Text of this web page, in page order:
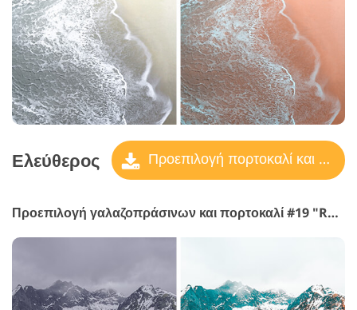
Ελεύθερος Προεπιλογή πορτοκαλί και γαλαζοπράσινο
Προεπιλογή γαλαζοπράσινων και πορτοκαλί #19 "Rusty"